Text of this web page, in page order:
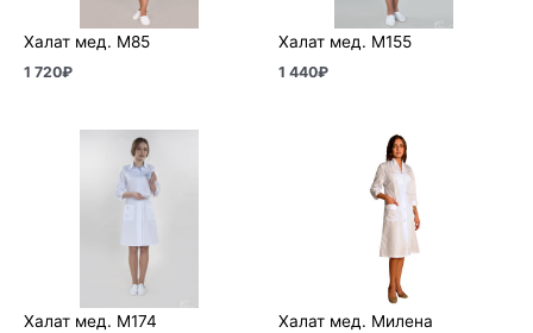
Халат мед. М85
1 720₽
Халат мед. М155
1 440₽
Халат мед. М174 Халат мед. Милена